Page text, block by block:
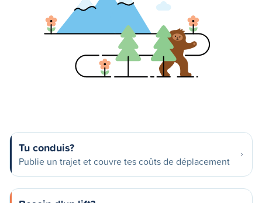
Tu conduis?
Publie un trajet et couvre tes coûts de déplacement